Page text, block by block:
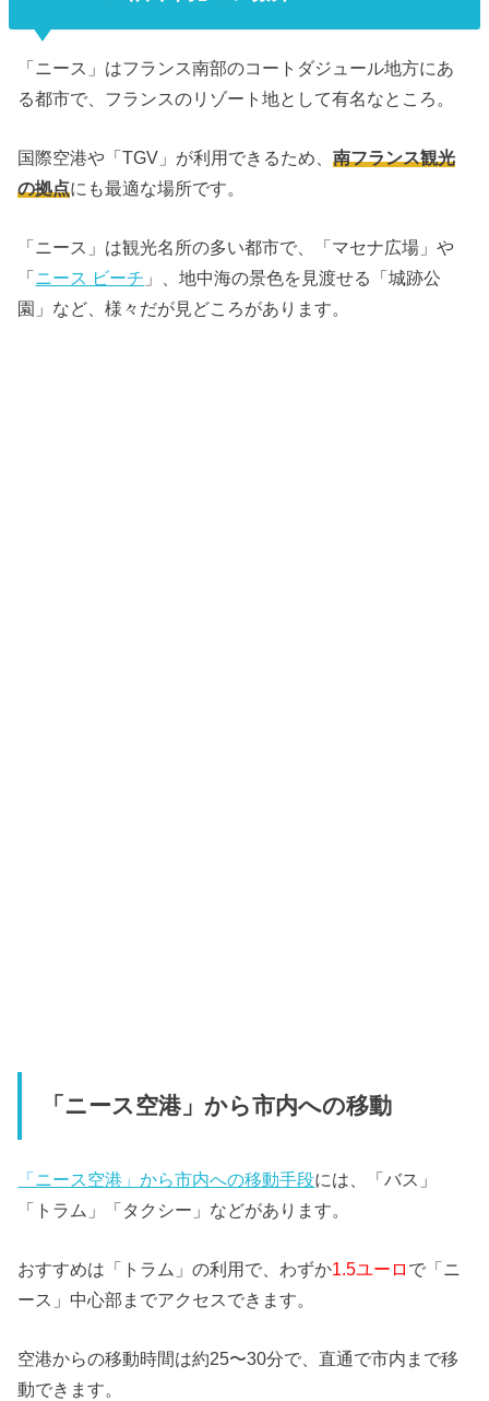
「ニース」はフランス南部のコートダジュール地方にあ
る都市で、フランスのリゾート地として有名なところ。
国際空港や「TGV」が利用できるため、南フランス観光
の拠点にも最適な場所です。
「ニース」は観光名所の多い都市で、「マセナ広場」や
「ニース ビーチ 」、地中海の景色を見渡せる「城跡公
園」など、様々だが見どころがあります。
「ニース空港」から市内への移動
「ニース空港」から市内への移動手段には、「バス」
「トラム」「タクシー」などがあります。
おすすめは「トラム」の利用で、わずか1.5ユーロ で「ニ
ース」中心部までアクセスできます。
空港からの移動時間は約25〜30分で、直通で市内まで移
動できます。